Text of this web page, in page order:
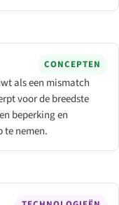
CONCEPTEN
als een mismatch
voor de breedste
beperking en
te nemen.